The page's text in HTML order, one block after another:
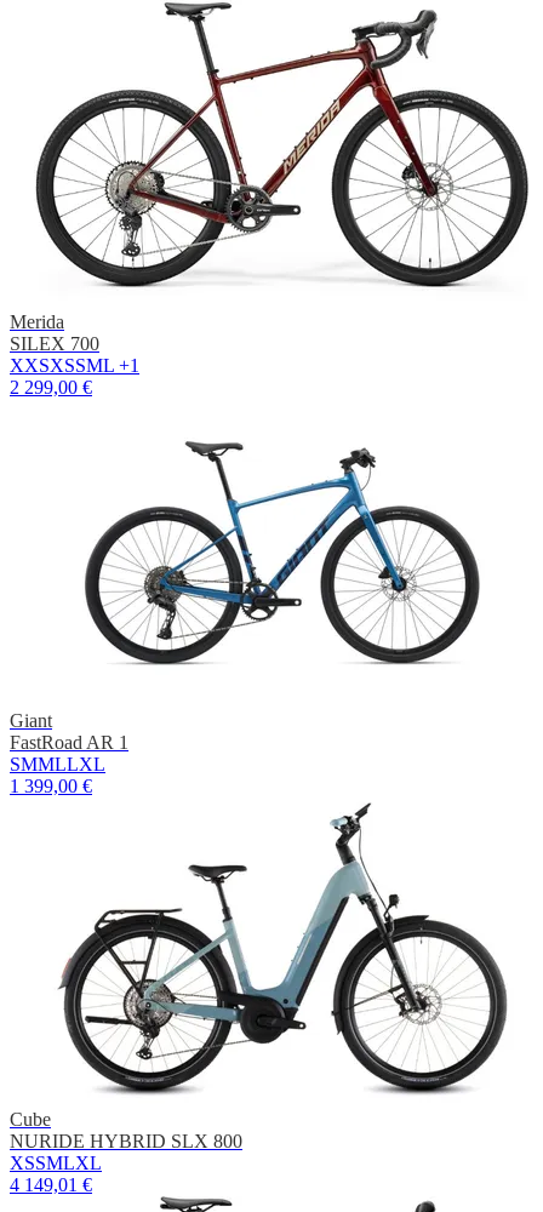
Merida
SILEX 700
XXSXSSML +1
2 299,00 €
Giant
FastRoad AR 1
SMMLLXL
1 399,00 €
Cube
NURIDE HYBRID SLX 800
XSSMLXL
4 149,01 €